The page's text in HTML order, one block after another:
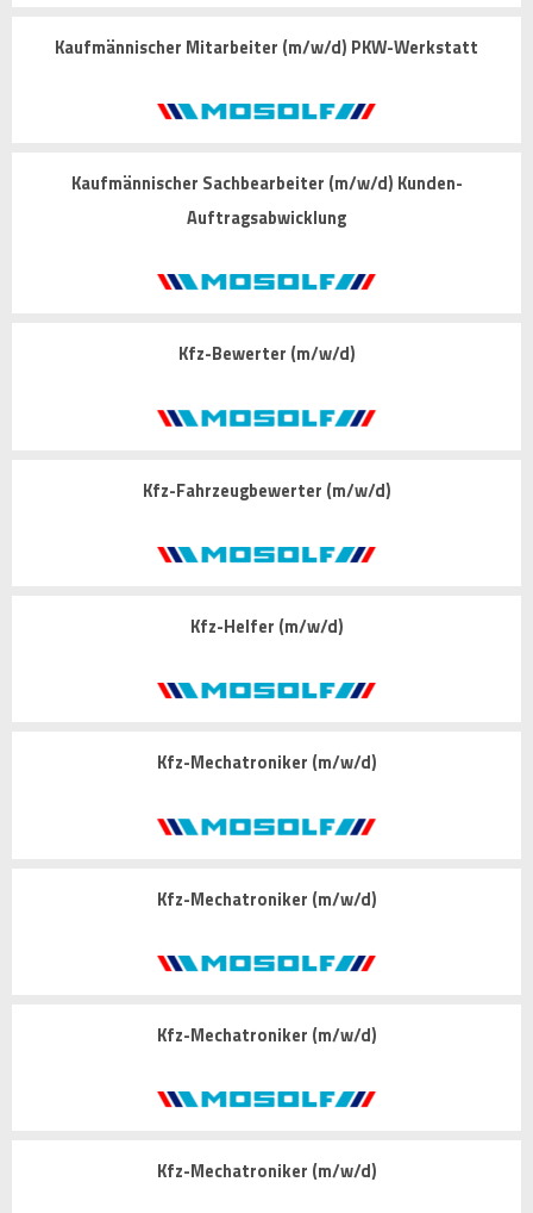
Kaufmännischer Mitarbeiter (m/w/d) PKW-Werkstatt
Kaufmännischer Sachbearbeiter (m/w/d) Kunden-
Auftragsabwicklung
Kfz-Bewerter (m/w/d)
Kfz-Fahrzeugbewerter (m/w/d)
Kfz-Helfer (m/w/d)
Kfz-Mechatroniker (m/w/d)
Kfz-Mechatroniker (m/w/d)
Kfz-Mechatroniker (m/w/d)
Kfz-Mechatroniker (m/w/d)